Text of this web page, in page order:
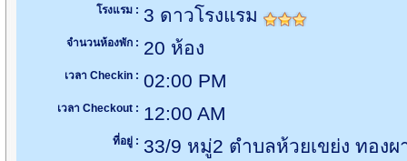
โรงแรม : 3 ดาวโรงแรม
จำนวนห้องพัก : 20 ห้อง
เวลา Checkin : 02:00 PM
เวลา Checkout : 12:00 AM
ที่อยู่ : 33/9 หมู่2 ตำบลห้วยเขย่ง ทอง